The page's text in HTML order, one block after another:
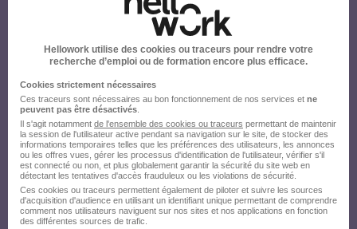
Hellowork utilise des cookies ou traceurs pour rendre votre
recherche d’emploi ou de formation encore plus efficace.
Cookies strictement nécessaires
Ces traceurs sont nécessaires au bon fonctionnement de nos services et ne
peuvent pas être désactivés
Il s'agit notamment de l'ensemble des cookies ou traceurs permettant de maintenir
la session de l'utilisateur active pendant sa navigation sur le site, de stocker des
informations temporaires telles que les préférences des utilisateurs, les annonces
ou les offres vues, gérer les processus d'identification de l'utilisateur, vérifier s'il
est connecté ou non, et plus globalement garantir la sécurité du site web en
détectant les tentatives d'accès frauduleux ou les violations de sécurité.
Ces cookies ou traceurs permettent également de piloter et suivre les sources
d'acquisition d'audience en utilisant un identifiant unique permettant de comprendre
comment nos utilisateurs naviguent sur nos sites et nos applications en fonction
des différentes sources de trafic.